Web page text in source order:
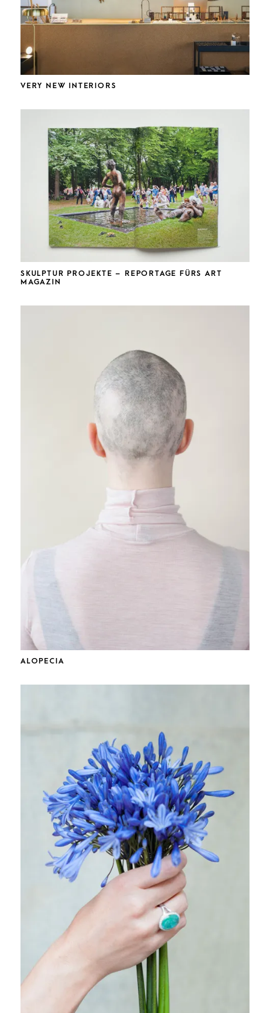
VERY NEW INTERIORS
SKULPTUR PROJEKTE – REPORTAGE FÜRS ART
MAGAZIN
ALOPECIA